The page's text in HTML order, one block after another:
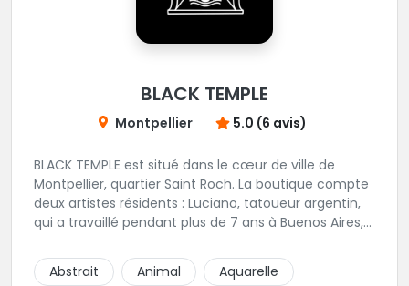
BLACK TEMPLE
Montpellier 5.0 (6 avis)
BLACK TEMPLE est situé dans le cœur de ville de
Montpellier, quartier Saint Roch. La boutique compte
deux artistes résidents : Luciano, tatoueur argentin,
qui a travaillé pendant plus de 7 ans à Buenos Aires,
qui a travaillé dans plusieurs boutiques de la ville
avant de rejoindre notre équipe. La boutique
Abstrait Animal
Aquarelle